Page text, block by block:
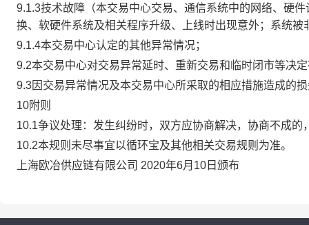
9.1.3技术故障（本交易中心交易、通信系统中的网络、硬
换、软硬件系统及相关程序升级、上线时出现意外；系统
9.1.4本交易中心认定的其他异常情况；
9.2本交易中心对交易异常延时、重新交易和临时闭市等决
9.3因交易异常情况及本交易中心所采取的相应措施造成的
10附则
10.1争议处理：发生纠纷时，双方应协商解决，协商不成
10.2本规则未尽事宜以循环宝及其他相关交易规则为准。
上海欧冶供应链有限公司 2020年6月10日颁布